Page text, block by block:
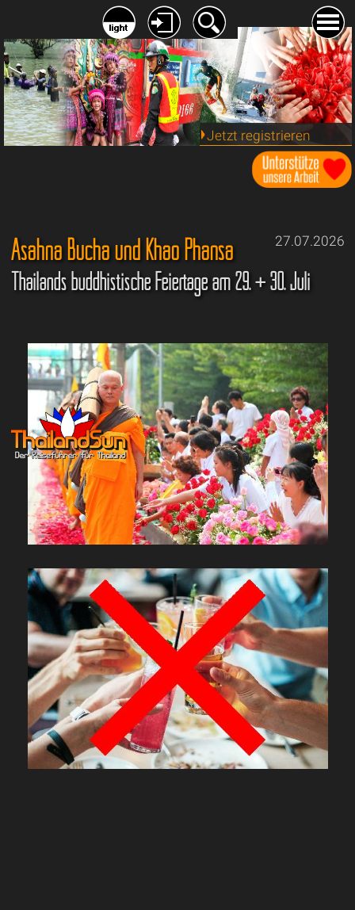
Jetzt registrieren
27.07.2026
Asahna Bucha und Khao Phansa
Thailands buddhistische Feiertage am 29. + 30. Juli